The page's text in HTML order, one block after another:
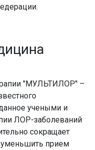
"МУЛЬТИЛОР" –
учеными и
ЛОР-заболеваний
сокращает
уменьшить прием